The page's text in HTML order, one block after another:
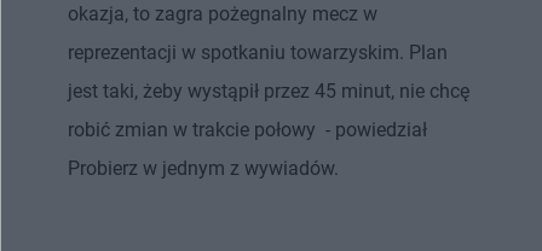
okazja, to zagra pożegnalny mecz w
reprezentacji w spotkaniu towarzyskim. Plan
jest taki, żeby wystąpił przez 45 minut, nie chcę
robić zmian w trakcie połowy - powiedział
Probierz w jednym z wywiadów.